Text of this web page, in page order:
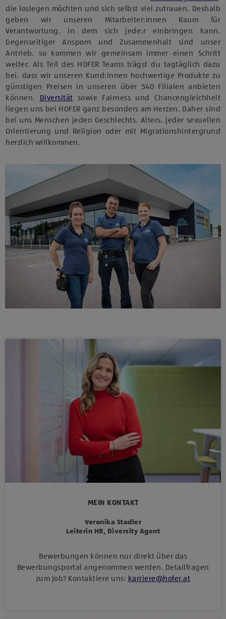
die loslegen möchten und sich selbst viel zutrauen. Deshalb
geben wir unseren Mitarbeiter:innen Raum für
Verantwortung, in dem sich jede:r einbringen kann.
Gegenseitiger Ansporn und Zusammenhalt sind unser
Antrieb, so kommen wir gemeinsam immer einen Schritt
weiter. Als Teil des HOFER Teams trägst du tagtäglich dazu
bei, dass wir unseren Kund:innen hochwertige Produkte zu
günstigen Preisen in unseren über 540 Filialen anbieten
können. Diversität sowie Fairness und Chancengleichheit
liegen uns bei HOFER ganz besonders am Herzen. Daher sind
bei uns Menschen jeden Geschlechts, Alters, jeder sexuellen
Orientierung und Religion oder mit Migrationshintergrund
herzlich willkommen.
MEIN KONTAKT
Veronika Stadler
Leiterin HR, Diversity Agent
Bewerbungen können nur direkt über das
Bewerbungsportal angenommen werden. Detailfragen
zum Job? Kontaktiere uns: karriere@hofer.at